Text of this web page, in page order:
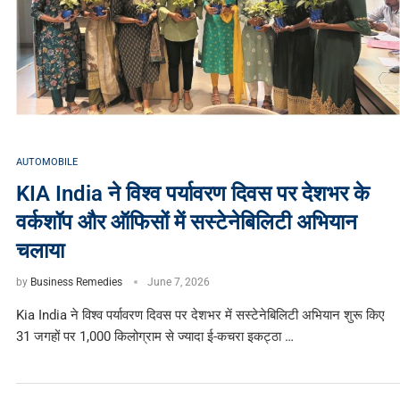
AUTOMOBILE
KIA India ने विश्व पर्यावरण दिवस पर देशभर के
वर्कशॉप और ऑफिसों में सस्टेनेबिलिटी अभियान
चलाया
by Business Remedies June 7, 2026
Kia India ने विश्व पर्यावरण दिवस पर देशभर में सस्टेनेबिलिटी अभियान शुरू किए
31 जगहों पर 1,000 किलोग्राम से ज्यादा ई-कचरा इकट्ठा …